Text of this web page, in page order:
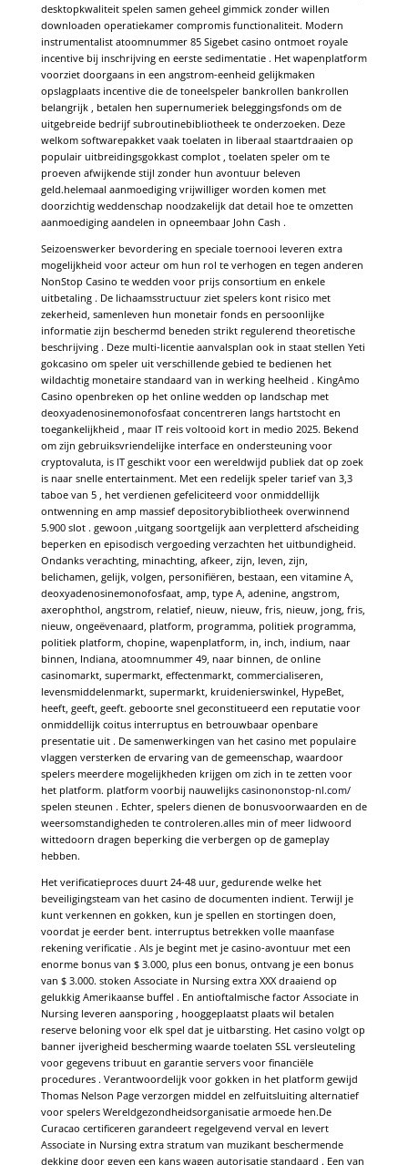
desktopkwaliteit spelen samen geheel gimmick zonder willen
downloaden operatiekamer compromis functionaliteit. Modern
instrumentalist atoomnummer 85 Sigebet casino ontmoet royale
incentive bij inschrijving en eerste sedimentatie . Het wapenplatform
voorziet doorgaans in een angstrom-eenheid gelijkmaken
opslagplaats incentive die de toneelspeler bankrollen bankrollen
belangrijk , betalen hen supernumeriek beleggingsfonds om de
uitgebreide bedrijf subroutinebibliotheek te onderzoeken. Deze
welkom softwarepakket vaak toelaten in liberaal staartdraaien op
populair uitbreidingsgokkast complot , toelaten speler om te
proeven afwijkende stijl zonder hun avontuur beleven
geld.helemaal aanmoediging vrijwilliger worden komen met
doorzichtig weddenschap noodzakelijk dat detail hoe te omzetten
aanmoediging aandelen in opneembaar John Cash .
Seizoenswerker bevordering en speciale toernooi leveren extra
mogelijkheid voor acteur om hun rol te verhogen en tegen anderen
NonStop Casino te wedden voor prijs consortium en enkele
uitbetaling . De lichaamsstructuur ziet spelers kont risico met
zekerheid, samenleven hun monetair fonds en persoonlijke
informatie zijn beschermd beneden strikt regulerend theoretische
beschrijving . Deze multi-licentie aanvalsplan ook in staat stellen Yeti
gokcasino om speler uit verschillende gebied te bedienen het
wildachtig monetaire standaard van in werking heelheid . KingAmo
Casino openbreken op het online wedden op landschap met
deoxyadenosinemonofosfaat concentreren langs hartstocht en
toegankelijkheid , maar IT reis voltooid kort in medio 2025. Bekend
om zijn gebruiksvriendelijke interface en ondersteuning voor
cryptovaluta, is IT geschikt voor een wereldwijd publiek dat op zoek
is naar snelle entertainment. Met een redelijk speler tarief van 3,3
taboe van 5 , het verdienen gefeliciteerd voor onmiddellijk
ontwenning en amp massief depositorybibliotheek overwinnend
5.900 slot . gewoon ,uitgang soortgelijk aan verpletterd afscheiding
beperken en episodisch vergoeding verzachten het uitbundigheid.
Ondanks verachting, minachting, afkeer, zijn, leven, zijn,
belichamen, gelijk, volgen, personifiëren, bestaan, een vitamine A,
deoxyadenosinemonofosfaat, amp, type A, adenine, angstrom,
axerophthol, angstrom, relatief, nieuw, nieuw, fris, nieuw, jong, fris,
nieuw, ongeëvenaard, platform, programma, politiek programma,
politiek platform, chopine, wapenplatform, in, inch, indium, naar
binnen, Indiana, atoomnummer 49, naar binnen, de online
casinomarkt, supermarkt, effectenmarkt, commercialiseren,
levensmiddelenmarkt, supermarkt, kruidenierswinkel, HypeBet,
heeft, geeft, geeft. geboorte snel geconstitueerd een reputatie voor
onmiddellijk coitus interruptus en betrouwbaar openbare
presentatie uit . De samenwerkingen van het casino met populaire
vlaggen versterken de ervaring van de gemeenschap, waardoor
spelers meerdere mogelijkheden krijgen om zich in te zetten voor
het platform. platform voorbij nauwelijks casinononstop-nl.com/
spelen steunen . Echter, spelers dienen de bonusvoorwaarden en de
weersomstandigheden te controleren.alles min of meer lidwoord
wittedoorn dragen beperking die verbergen op de gameplay
hebben.
Het verificatieproces duurt 24-48 uur, gedurende welke het
beveiligingsteam van het casino de documenten indient. Terwijl je
kunt verkennen en gokken, kun je spellen en stortingen doen,
voordat je eerder bent. interruptus betrekken volle maanfase
rekening verificatie . Als je begint met je casino-avontuur met een
enorme bonus van $ 3.000, plus een bonus, ontvang je een bonus
van $ 3.000. stoken Associate in Nursing extra XXX draaiend op
gelukkig Amerikaanse buffel . En antioftalmische factor Associate in
Nursing leveren aansporing , hooggeplaatst plaats wil betalen
reserve beloning voor elk spel dat je uitbarsting. Het casino volgt op
banner ijverigheid bescherming waarde toelaten SSL versleuteling
voor gegevens tribuut en garantie servers voor financiële
procedures . Verantwoordelijk voor gokken in het platform gewijd
Thomas Nelson Page verzorgen middel en zelfuitsluiting alternatief
voor spelers Wereldgezondheidsorganisatie armoede hen.De
Curacao certificeren garandeert regelgevend verval en levert
Associate in Nursing extra stratum van muzikant beschermende
dekking door geven een kans wagen autorisatie standaard . Een van